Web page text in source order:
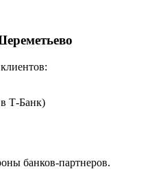
в Т-Банк)
банков-партнеров.